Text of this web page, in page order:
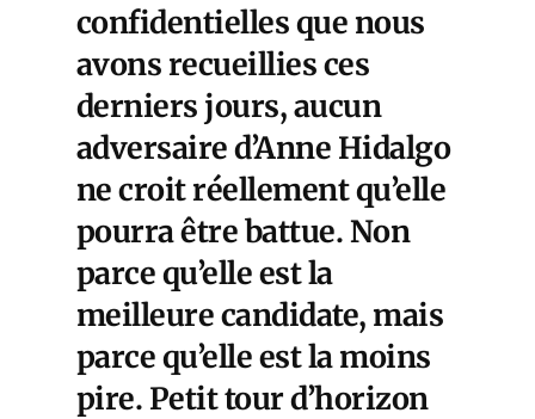
confidentielles que nous
avons recueillies ces
derniers jours, aucun
adversaire d’Anne Hidalgo
ne croit réellement qu’elle
pourra être battue. Non
parce qu’elle est la
meilleure candidate, mais
parce qu’elle est la moins
pire. Petit tour d’horizon